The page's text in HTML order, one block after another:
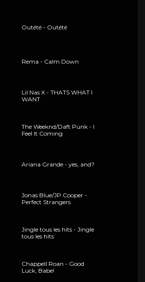
Outété - Outété
Rema - Calm Down
Lil Nas X - THATS WHAT I
WANT
The Weeknd/Daft Punk - I
Feel It Coming
Ariana Grande - yes, and?
Jonas Blue/JP Cooper -
Perfect Strangers
Jingle tous les hits - Jingle
tous les hits
Chappell Roan - Good
Luck, Babe!